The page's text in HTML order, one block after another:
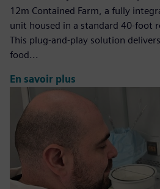
12m Contained Farm, a fully
unit housed in a standard 40-foot
This plug-and-play solution
food...
En savoir plus